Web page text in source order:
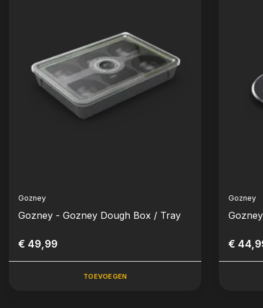
Gozney
Gozney - Gozney Dough Box / Tray
€ 49,99
TOEVOEGEN
Gozney
€